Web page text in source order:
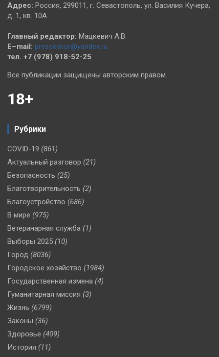
Адрес: Россия, 299011, г. Севастополь, ул. Василия Кучера,
д. 1, кв. 10А
Главный редактор: Мацкевич А.В.
E–mail: pressevkor@yandex.ru
тел. +7 (978) 918-52-25
Все публикации защищены авторским правом.
18+
Рубрики
COVID-19 (861)
Актуальный разговор (21)
Безопасность (25)
Благотворительность (2)
Благоустройство (686)
В мире (975)
Ветеринарная служба (1)
Выборы 2025 (10)
Город (8036)
Городское хозяйство (1984)
Государственная измена (4)
Гуманитарная миссия (3)
Жизнь (6799)
Законы (36)
Здоровье (409)
История (11)